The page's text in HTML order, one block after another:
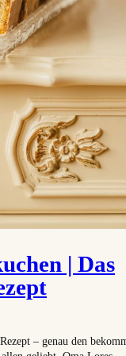
| Das
– genau den